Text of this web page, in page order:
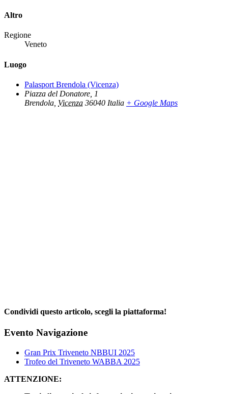
Altro
Regione
Veneto
Luogo
Palasport Brendola (Vicenza)
Piazza del Donatore, 1
Brendola Vicenza 36040 Italia + Google Maps
Condividi questo articolo, scegli la piattaforma!
Facebook
X
Reddit
LinkedIn
WhatsApp
Telegram
Tumblr
Pinterest
Email
Evento Navigazione
Gran Prix Triveneto NBBUI 2025
Trofeo del Triveneto WABBA 2025
ATTENZIONE: